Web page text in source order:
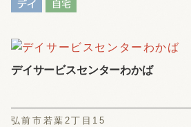
デイサービスセンターわかば
弘前市若葉2丁目15